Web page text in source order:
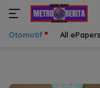
Otomotif All ePapers